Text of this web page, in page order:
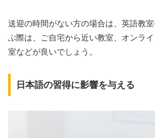
送迎の時間がない方の場合は、英語教
ぶ際は、ご自宅から近い教室、オンラ
室などが良いでしょう。
日本語の習得に影響を与える